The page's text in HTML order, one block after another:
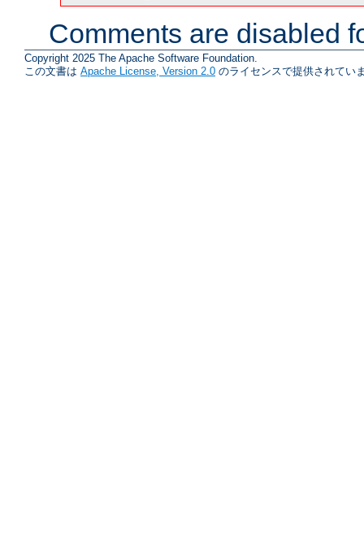
Comments are disabled
Copyright 2025 The Apache Software Foundation.
この文書は Apache License, Version 2.0 のライセンスで提供されてい